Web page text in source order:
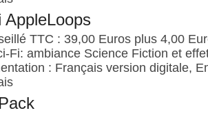
TTC : 39,00 Euros plus 4,00
Fi: ambiance Science Fiction et
: Français version digitale,